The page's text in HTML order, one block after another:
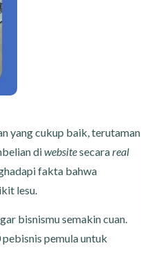
yang cukup baik, terutaman
diwebsitesecarareal
fakta bahwa
lesu.
bisnismu semakin cuan.
pemula untuk